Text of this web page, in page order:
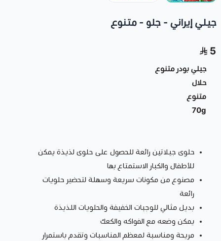
جيلي إيراني - جلو - متنوع
5
جيلي بودر متنوع
حلال
متنوع
70g
حلوى جيلاتين رائعة للحصول على حلوى لذيذة يمكن
للأطفال والكبار الاستمتاع بها
مصنوع من مكونات سريعة وسهلة لتحضير حلويات
رائعة
بديل مثالي للوجبات الخفيفة والحلويات اللذيذة
يمكن وضعه مع الفواكه والكعك
مريحة ومناسبة لمعظم المناسبات وتقدم باستمرار